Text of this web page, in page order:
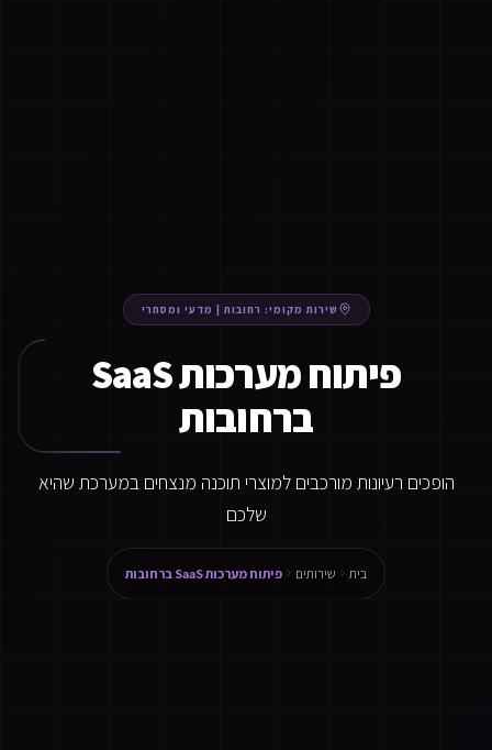
שירות מקומי: רחובות | מדעי ומסחרי
פיתוח מערכות SaaS
ברחובות
הופכים רעיונות מורכבים למוצרי תוכנה מנצחים במערכת שהיא
שלכם
בית שירותים פיתוח מערכות SaaS ברחובות